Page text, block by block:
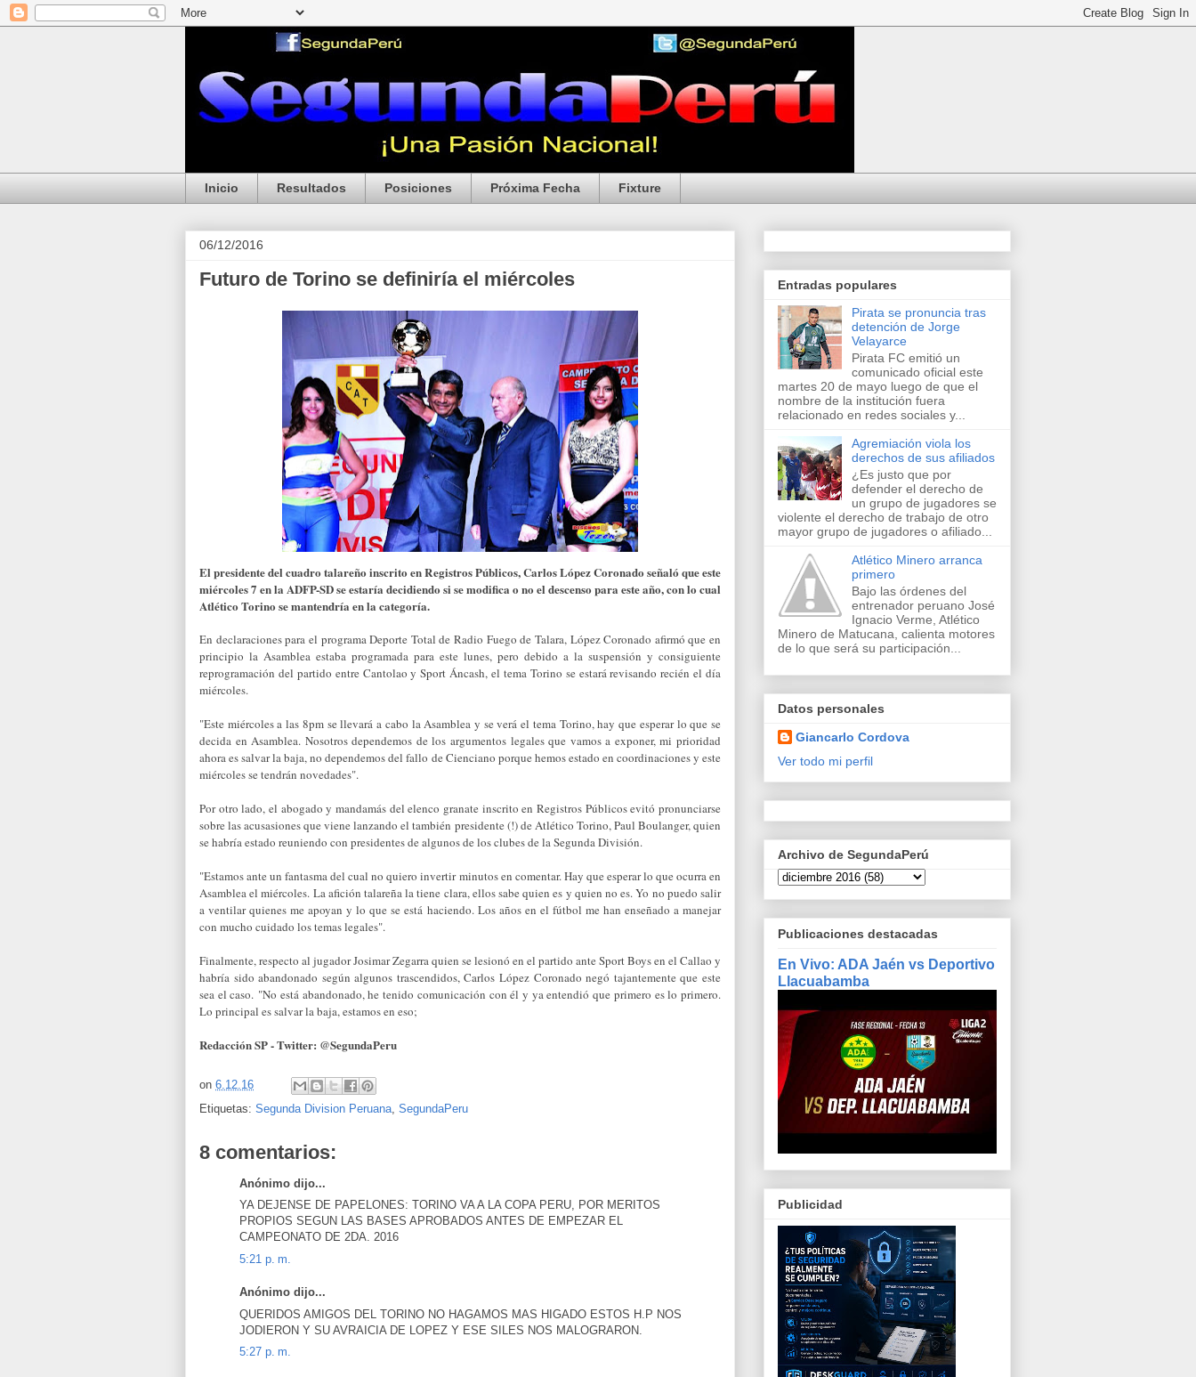
Inicio Resultados Posiciones Próxima Fecha Fixture
06/12/2016
Futuro de Torino se definiría el miércoles
El presidente del cuadro talareño inscrito en Registros Públicos, Carlos López Coronado señaló que este
miércoles 7 en la ADFP-SD se estaría decidiendo si se modifica o no el descenso para este año, con lo cual
Atlético Torino se mantendría en la categoría.
En declaraciones para el programa Deporte Total de Radio Fuego de Talara, López Coronado afirmó que en
principio la Asamblea estaba programada para este lunes, pero debido a la suspensión y consiguiente
reprogramación del partido entre Cantolao y Sport Áncash, el tema Torino se estará revisando recién el día
miércoles.
"Este miércoles a las 8pm se llevará a cabo la Asamblea y se verá el tema Torino, hay que esperar lo que se
decida en Asamblea. Nosotros dependemos de los argumentos legales que vamos a exponer, mi prioridad
ahora es salvar la baja, no dependemos del fallo de Cienciano porque hemos estado en coordinaciones y este
miércoles se tendrán novedades".
Por otro lado, el abogado y mandamás del elenco granate inscrito en Registros Públicos evitó pronunciarse
sobre las acusasiones que viene lanzando el también presidente (!) de Atlético Torino, Paul Boulanger, quien
se habría estado reuniendo con presidentes de algunos de los clubes de la Segunda División.
"Estamos ante un fantasma del cual no quiero invertir minutos en comentar. Hay que esperar lo que ocurra en
Asamblea el miércoles. La afición talareña la tiene clara, ellos sabe quien es y quien no es. Yo no puedo salir
a ventilar quienes me apoyan y lo que se está haciendo. Los años en el fútbol me han enseñado a manejar
con mucho cuidado los temas legales".
Finalmente, respecto al jugador Josimar Zegarra quien se lesionó en el partido ante Sport Boys en el Callao y
habría sido abandonado según algunos trascendidos, Carlos López Coronado negó tajantemente que este
sea el caso. "No está abandonado, he tenido comunicación con él y ya entendió que primero es lo primero.
Lo principal es salvar la baja, estamos en eso;
Redacción SP - Twitter: @SegundaPeru
on 6.12.16
Etiquetas: Segunda Division Peruana SegundaPeru
8 comentarios:
Anónimo dijo...
YA DEJENSE DE PAPELONES: TORINO VA A LA COPA PERU, POR MERITOS
PROPIOS SEGUN LAS BASES APROBADOS ANTES DE EMPEZAR EL
CAMPEONATO DE 2DA. 2016
5:21 p. m.
Anónimo dijo...
QUERIDOS AMIGOS DEL TORINO NO HAGAMOS MAS HIGADO ESTOS H.P NOS
JODIERON Y SU AVRAICIA DE LOPEZ Y ESE SILES NOS MALOGRARON.
5:27 p. m.
Entradas populares
Pirata se pronuncia tras
detención de Jorge
Velayarce
Pirata FC emitió un
comunicado oficial este
martes 20 de mayo luego de que el
nombre de la institución fuera
relacionado en redes sociales y...
Agremiación viola los
derechos de sus afiliados
¿Es justo que por
defender el derecho de
un grupo de jugadores se
violente el derecho de trabajo de otro
mayor grupo de jugadores o afiliado...
Atlético Minero arranca
primero
Bajo las órdenes del
entrenador peruano José
Ignacio Verme, Atlético
Minero de Matucana, calienta motores
de lo que será su participación...
Datos personales
Giancarlo Cordova
Ver todo mi perfil
Archivo de SegundaPerú
Publicaciones destacadas
En Vivo: ADA Jaén vs Deportivo
Llacuabamba
Publicidad